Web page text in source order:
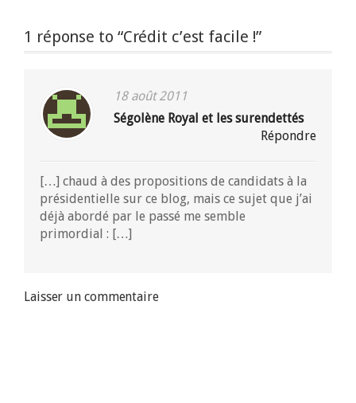
1 réponse to “Crédit c’est facile !”
18 août 2011
Ségolène Royal et les surendettés
Répondre
[…] chaud à des propositions de candidats à la
présidentielle sur ce blog, mais ce sujet que j’ai
déjà abordé par le passé me semble
primordial : […]
Laisser un commentaire